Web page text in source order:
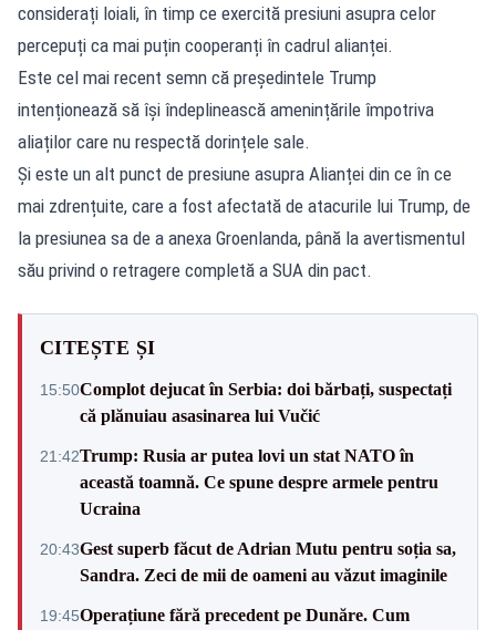
considerați loiali, în timp ce exercită presiuni asupra celor
percepuți ca mai puțin cooperanți în cadrul alianței.
Este cel mai recent semn că președintele Trump
intenționează să își îndeplinească amenințările împotriva
aliaților care nu respectă dorințele sale.
Și este un alt punct de presiune asupra Alianței din ce în ce
mai zdrențuite, care a fost afectată de atacurile lui Trump, de
la presiunea sa de a anexa Groenlanda, până la avertismentul
său privind o retragere completă a SUA din pact.
CITEȘTE ȘI
15:50Complot dejucat în Serbia: doi bărbați, suspectați
că plănuiau asasinarea lui Vučić
21:42Trump: Rusia ar putea lovi un stat NATO în
această toamnă. Ce spune despre armele pentru
Ucraina
20:43Gest superb făcut de Adrian Mutu pentru soția sa,
Sandra. Zeci de mii de oameni au văzut imaginile
19:45Operațiune fără precedent pe Dunăre. Cum